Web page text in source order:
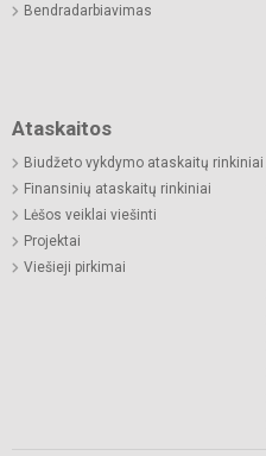
Bendradarbiavimas
Ataskaitos
Biudžeto vykdymo ataskaitų rinkiniai
Finansinių ataskaitų rinkiniai
Lėšos veiklai viešinti
Projektai
Viešieji pirkimai